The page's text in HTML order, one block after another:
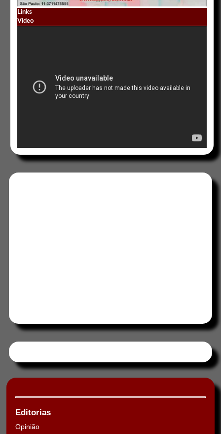
Links
Vídeo
Editorias
Opinião